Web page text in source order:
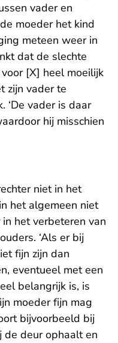
vader en
moeder het kind
meteen weer in
dat de slechte
[X] heel moeilijk
zijn vader te
‘De vader is daar
hij misschien
niet in het
het algemeen niet
het verbeteren van
‘Als er bij
fijn zijn dan
eventueel met een
belangrijk is, is
moeder fijn mag
bijvoorbeeld bij
de deur ophaalt en